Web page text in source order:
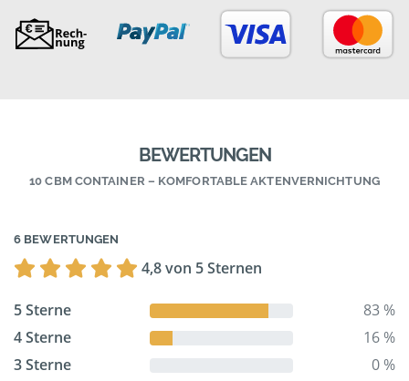
BEWERTUNGEN
10 CBM CONTAINER – KOMFORTABLE AKTENVERNICHTUNG
6 BEWERTUNGEN
4,8 von 5 Sternen
5 Sterne
83 %
4 Sterne
16 %
3 Sterne
0 %